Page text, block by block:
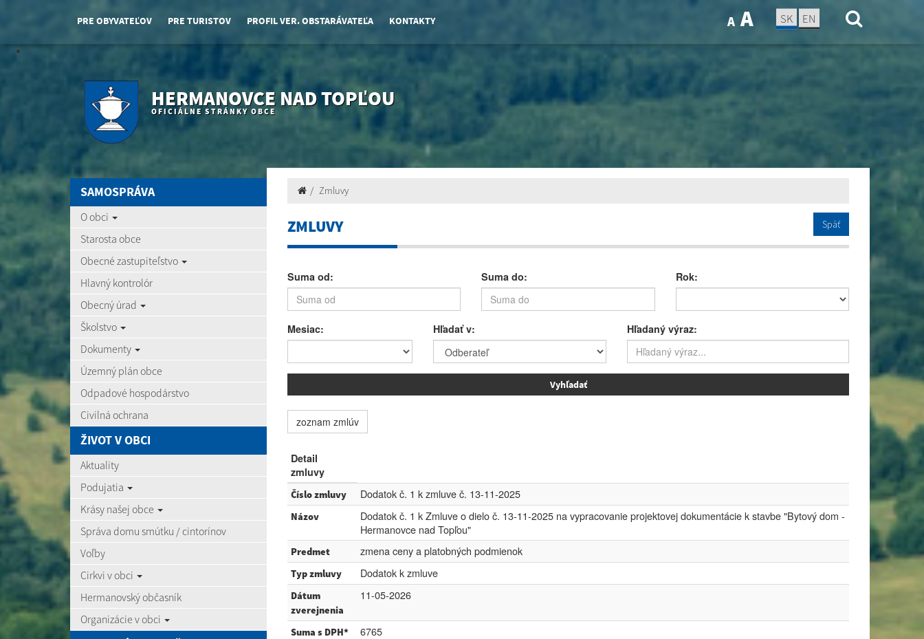
PRE OBYVATEĽOV PRE TURISTOV PROFIL VER. OBSTARÁVATEĽA KONTAKTY A A SK EN
HERMANOVCE NAD TOPĽOU
OFICIÁLNE STRÁNKY OBCE
SAMOSPRÁVA
O obci
Starosta obce
Obecné zastupiteľstvo
Hlavný kontrolór
Obecný úrad
Školstvo
Dokumenty
Územný plán obce
Odpadové hospodárstvo
Civilná ochrana
ŽIVOT V OBCI
Aktuality
Podujatia
Krásy našej obce
Správa domu smútku / cintorínov
Voľby
Cirkvi v obci
Hermanovský občasník
Organizácie v obci
Zmluvy
ZMLUVY Späť
Suma od: Suma do: Rok:
Mesiac: Hľadať v: Hľadaný výraz:
zoznam zmlúv
Detail
zmluvy
Číslo zmluvy Dodatok č. 1 k zmluve č. 13-11-2025
Názov
Dodatok č. 1 k Zmluve o dielo č. 13-11-2025 na vypracovanie projektovej dokumentácie k stavbe "Bytový dom -
Hermanovce nad Topľou"
Predmet zmena ceny a platobných podmienok
Typ zmluvy Dodatok k zmluve
Dátum
zverejnenia
11-05-2026
Suma s DPH* 6765